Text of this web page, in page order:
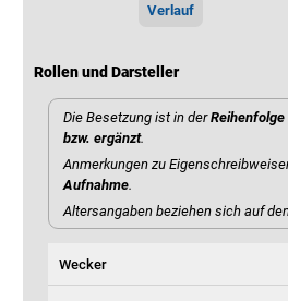
Verlauf
Rollen und Darsteller
Die Besetzung ist in der
bzw. ergänzt.
Anmerkungen zu
Aufnahme.
Altersangaben beziehen sich auf
Wecker